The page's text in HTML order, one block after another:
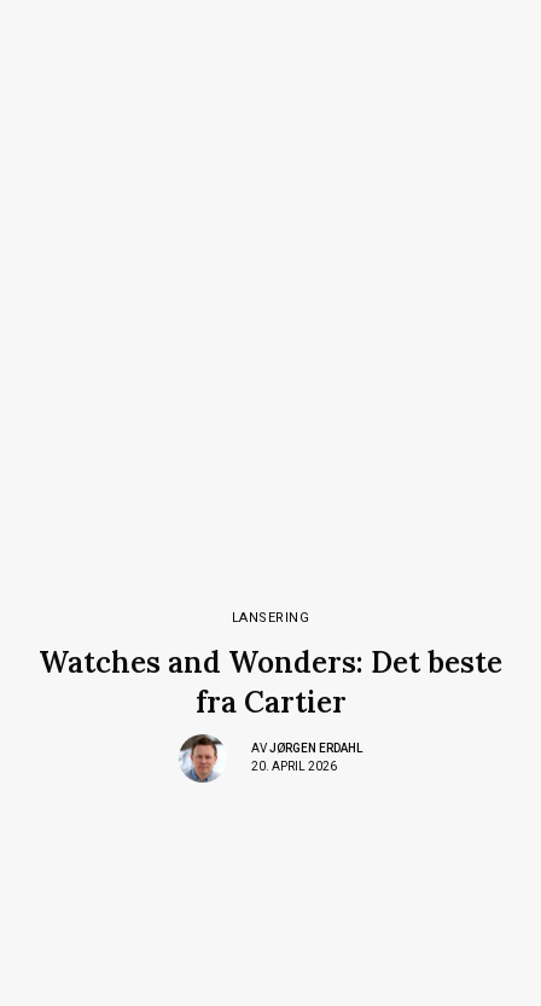
LANSERING
Watches and Wonders: Det beste
fra Cartier
AVJØRGEN ERDAHL
20. APRIL 2026